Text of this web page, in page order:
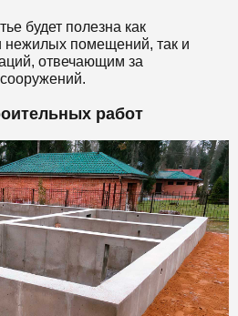
будет полезна как
нежилых помещений, так и
отвечающим за
работ